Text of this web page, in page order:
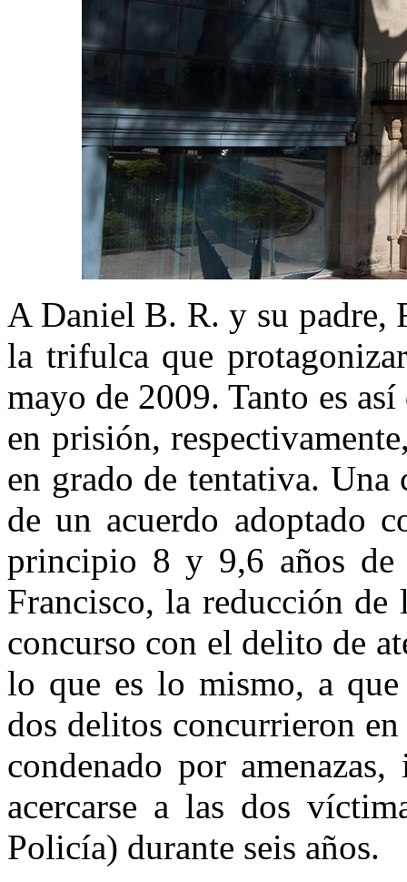
A Daniel B. R. y su padre,
la trifulca que
mayo de 2009. Tanto es
en prisión,
en grado de tentativa.
de un acuerdo adoptado
principio 8 y 9,6 años de
Francisco, la reducción de
concurso con el delito de
lo que es lo mismo, a
dos delitos concurrieron
condenado por
acercarse a las dos
Policía) durante seis años.